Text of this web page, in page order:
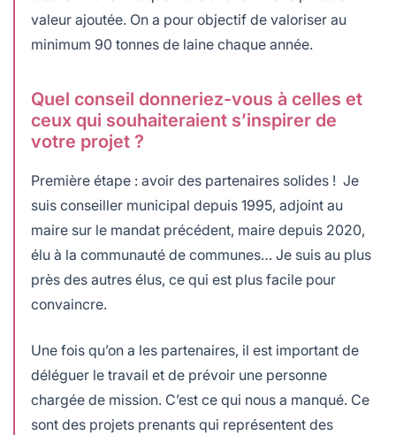
valeur ajoutée. On a pour objectif de valoriser au
minimum 90 tonnes de laine chaque année.
Quel conseil donneriez-vous à celles et
ceux qui souhaiteraient s’inspirer de
votre projet ?
Première étape : avoir des partenaires solides ! Je
suis conseiller municipal depuis 1995, adjoint au
maire sur le mandat précédent, maire depuis 2020,
élu à la communauté de communes… Je suis au plus
près des autres élus, ce qui est plus facile pour
convaincre.
Une fois qu’on a les partenaires, il est important de
déléguer le travail et de prévoir une personne
chargée de mission. C’est ce qui nous a manqué. Ce
sont des projets prenants qui représentent des